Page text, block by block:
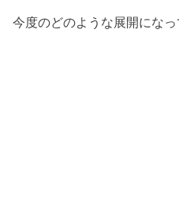
今度のどのような展開になっ